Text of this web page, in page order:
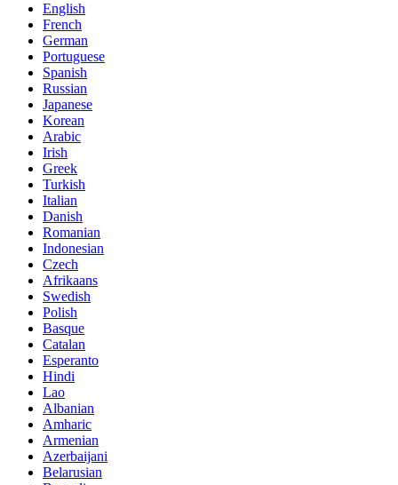
English
French
German
Portuguese
Spanish
Russian
Japanese
Korean
Arabic
Irish
Greek
Turkish
Italian
Danish
Romanian
Indonesian
Czech
Afrikaans
Swedish
Polish
Basque
Catalan
Esperanto
Hindi
Lao
Albanian
Amharic
Armenian
Azerbaijani
Belarusian